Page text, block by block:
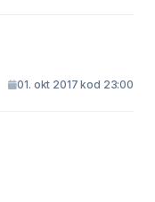
01. okt 2017 kod 23:00